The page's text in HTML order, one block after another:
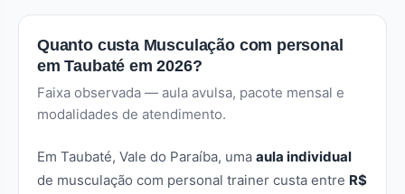
Quanto custa Musculação com personal
em Taubaté em 2026?
Faixa observada — aula avulsa, pacote mensal e
modalidades de atendimento.
Em Taubaté, Vale do Paraíba, uma aula individual
de musculação com personal trainer custa entre R$